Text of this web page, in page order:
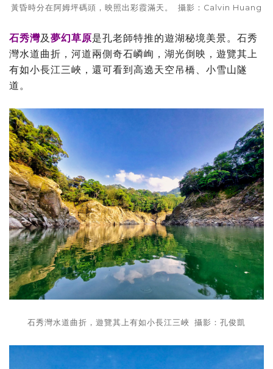
黃昏時分在阿姆坪碼頭，映照出彩霞滿天。 攝影：Calvin Huang
石秀灣及 夢幻草原是孔老師特推的遊湖秘境美景。石秀
灣水道曲折，河道兩側奇石嶙峋，湖光倒映，遊覽其上
有如小長江三峽，還可看到高遶天空吊橋、小雪山隧
道。
石秀灣水道曲折，遊覽其上有如小長江三峽 攝影：孔俊凱